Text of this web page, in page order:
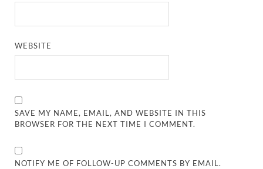
WEBSITE
SAVE MY NAME, EMAIL, AND WEBSITE IN THIS
BROWSER FOR THE NEXT TIME I COMMENT.
NOTIFY ME OF FOLLOW-UP COMMENTS BY EMAIL.